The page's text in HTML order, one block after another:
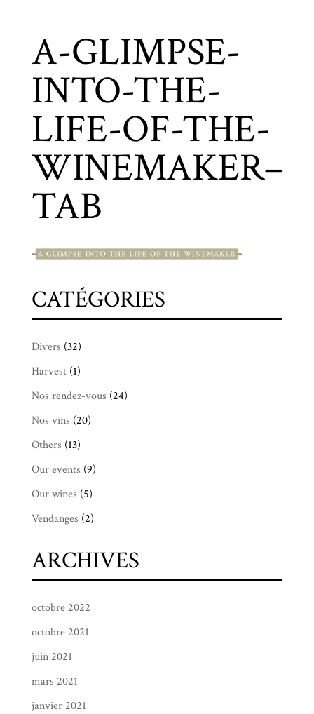
A-GLIMPSE-
INTO-THE-
LIFE-OF-THE-
WINEMAKER–
TAB
CATÉGORIES
Divers (32)
Harvest(1)
Nos rendez-vous (24)
Nos vins (20)
Others (13)
Our events (9)
Our wines (5)
Vendanges (2)
ARCHIVES
octobre 2022
octobre 2021
juin 2021
mars 2021
janvier 2021